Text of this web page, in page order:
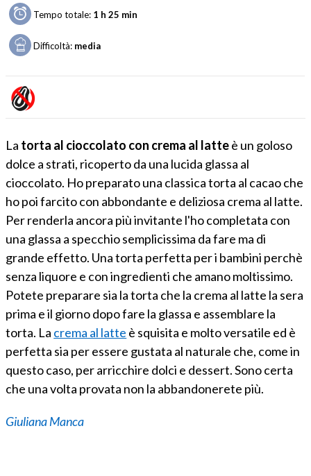
Tempo totale: 1 h 25 min
Difficoltà: media
La torta al cioccolato con crema al latteè un goloso
dolce a strati, ricoperto da una lucida glassa al
cioccolato. Ho preparato una classica torta al cacao che
ho poi farcito con abbondante e deliziosa crema al latte.
Per renderla ancora più invitante l'ho completata con
una glassa a specchio semplicissima da fare ma di
grande effetto. Una torta perfetta per i bambini perchè
senza liquore e con ingredienti che amano moltissimo.
Potete preparare sia la torta che la crema al latte la sera
prima e il giorno dopo fare la glassa e assemblare la
torta. La crema al latte è squisita e molto versatile ed è
perfetta sia per essere gustata al naturale che, come in
questo caso, per arricchire dolci e dessert. Sono certa
che una volta provata non la abbandonerete più.
Giuliana Manca